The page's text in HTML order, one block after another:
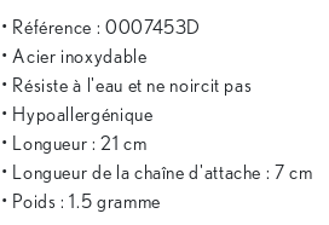
• Référence : 0007453D
• Acier inoxydable
• Résiste à l'eau et ne noircit pas
• Hypoallergénique
• Longueur : 21 cm
• Longueur de la chaîne d'attache : 7 cm
• Poids : 1.5 gramme